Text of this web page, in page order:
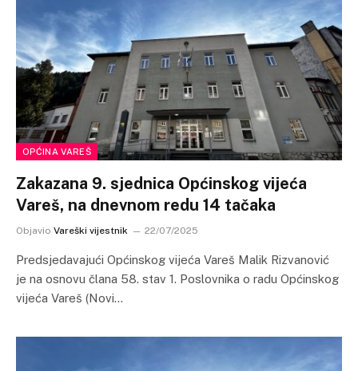
OPĆINA VAREŠ
Zakazana 9. sjednica Općinskog vijeća
Vareš, na dnevnom redu 14 tačaka
Objavio Vareški vijestnik 22/07/2025
Predsjedavajući Općinskog vijeća Vareš Malik Rizvanović
je na osnovu člana 58. stav 1. Poslovnika o radu Općinskog
vijeća Vareš (Novi…